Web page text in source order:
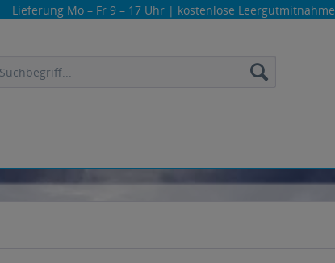
Lieferung Mo – Fr 9 – 17 Uhr | kostenlose Leergutmitnahme